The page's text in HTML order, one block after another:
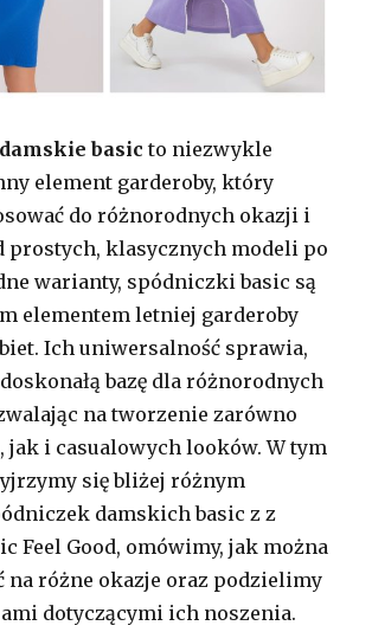
basic to niezwykle
element garderoby, który
do różnorodnych okazji i
prostych, klasycznych modeli po
warianty, spódniczki basic są
elementem letniej garderoby
Ich uniwersalność sprawia,
bazę dla różnorodnych
na tworzenie zarówno
jak i casualowych looków. W tym
się bliżej różnym
damskich basic z z
Feel Good, omówimy, jak można
na różne okazje oraz podzielimy
dotyczącymi ich noszenia.